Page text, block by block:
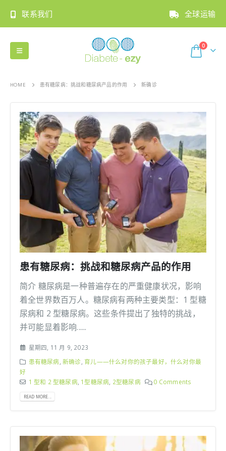
联系我们 全球运输
0
HOME 患有糖尿病：挑战和糖尿病产品的作用 新确诊
患有糖尿病：挑战和糖尿病产品的作用
简介 糖尿病是一种普遍存在的严重健康状况，影响
着全世界数百万人。糖尿病有两种主要类型：1 型糖
尿病和 2 型糖尿病。这些条件提出了独特的挑战，
并可能显着影响......
星期四, 11 月 9, 2023
患有糖尿病 ,新确诊 ,育儿——什么对你的孩子最好，什么对你最
好
1 型和 2 型糖尿病, 1型糖尿病 2型糖尿病 0 Comments
READ MORE...